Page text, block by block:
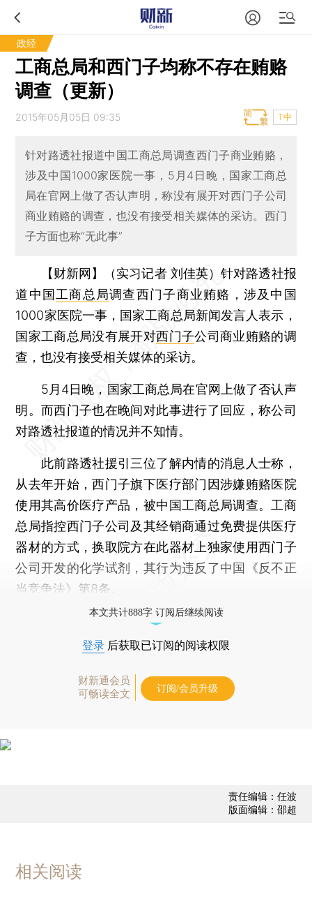
政经
工商总局和西门子均称不存在贿赂
调查（更新）
2015年05月05日 09:35 T中
针对路透社报道中国工商总局调查西门子商业贿赂，
涉及中国1000家医院一事，5月4日晚，国家工商总
局在官网上做了否认声明，称没有展开对西门子公司
商业贿赂的调查，也没有接受相关媒体的采访。西门
子方面也称“无此事”
【财新网】（实习记者 刘佳英）针对路透社报
道中国 工商总局调查西门子商业贿赂，涉及中国
1000家医院一事，国家工商总局新闻发言人表示，
国家工商总局没有展开对西门子公司商业贿赂的调
查，也没有接受相关媒体的采访。
5月4日晚，国家工商总局在官网上做了否认声
明。而西门子也在晚间对此事进行了回应，称公司
对路透社报道的情况并不知情。
此前路透社援引三位了解内情的消息人士称，
从去年开始，西门子旗下医疗部门因涉嫌贿赂医院
使用其高价医疗产品，被中国工商总局调查。工商
总局指控西门子公司及其经销商通过免费提供医疗
器材的方式，换取院方在此器材上独家使用西门子
公司开发的化学试剂，其行为违反了中国《反不正
当竞争法》第8条。
本文共计888字 订阅后继续阅读
登录 后获取已订阅的阅读权限
财新通会员
可畅读全文
订阅/会员升级
责任编辑：任波
版面编辑：邵超
相关阅读